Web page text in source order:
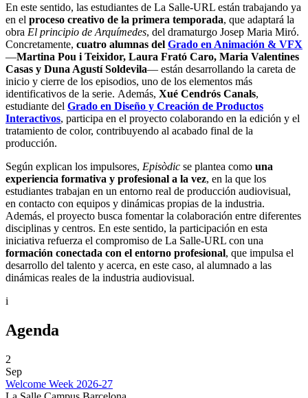
En este sentido, las estudiantes de La Salle-URL están trabajando ya
en el proceso creativo de la primera temporada, que adaptará la
obra El principio de Arquímedes, del dramaturgo Josep Maria Miró.
Concretamente, cuatro alumnas del Grado en Animación & VFX
—Martina Pou i Teixidor, Laura Frató Caro, Maria Valentines
Casas y Duna Agustí Soldevila— están desarrollando la careta de
inicio y cierre de los episodios, uno de los elementos más
identificativos de la serie. Además, Xué Cendrós Canals,
estudiante del Grado en Diseño y Creación de Productos
Interactivos, participa en el proyecto colaborando en la edición y el
tratamiento de color, contribuyendo al acabado final de la
producción.
Según explican los impulsores, Episòdic se plantea como una
experiencia formativa y profesional a la vez, en la que los
estudiantes trabajan en un entorno real de producción audiovisual,
en contacto con equipos y dinámicas propias de la industria.
Además, el proyecto busca fomentar la colaboración entre diferentes
disciplinas y centros. En este sentido, la participación en esta
iniciativa refuerza el compromiso de La Salle-URL con una
formación conectada con el entorno profesional, que impulsa el
desarrollo del talento y acerca, en este caso, al alumnado a las
dinámicas reales de la industria audiovisual.
i
Agenda
2
Sep
Welcome Week 2026-27